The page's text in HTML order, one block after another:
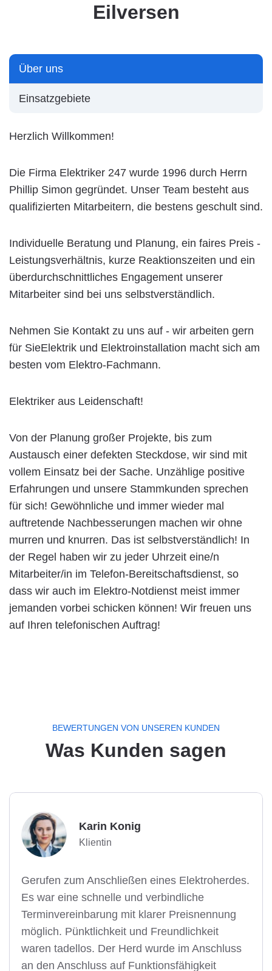
Eilversen
Über uns
Einsatzgebiete
Herzlich Willkommen!
Die Firma Elektriker 247 wurde 1996 durch Herrn
Phillip Simon gegründet. Unser Team besteht aus
qualifizierten Mitarbeitern, die bestens geschult sind.
Individuelle Beratung und Planung, ein faires Preis -
Leistungsverhältnis, kurze Reaktionszeiten und ein
überdurchschnittliches Engagement unserer
Mitarbeiter sind bei uns selbstverständlich.
Nehmen Sie Kontakt zu uns auf - wir arbeiten gern
für SieElektrik und Elektroinstallation macht sich am
besten vom Elektro-Fachmann.
Elektriker aus Leidenschaft!
Von der Planung großer Projekte, bis zum
Austausch einer defekten Steckdose, wir sind mit
vollem Einsatz bei der Sache. Unzählige positive
Erfahrungen und unsere Stammkunden sprechen
für sich! Gewöhnliche und immer wieder mal
auftretende Nachbesserungen machen wir ohne
murren und knurren. Das ist selbstverständlich! In
der Regel haben wir zu jeder Uhrzeit eine/n
Mitarbeiter/in im Telefon-Bereitschaftsdienst, so
dass wir auch im Elektro-Notdienst meist immer
jemanden vorbei schicken können! Wir freuen uns
auf Ihren telefonischen Auftrag!
BEWERTUNGEN VON UNSEREN KUNDEN
Was Kunden sagen
Karin Konig
Klientin
Gerufen zum Anschließen eines Elektroherdes.
Es war eine schnelle und verbindliche
Terminvereinbarung mit klarer Preisnennung
möglich. Pünktlichkeit und Freundlichkeit
waren tadellos. Der Herd wurde im Anschluss
an den Anschluss auf Funktionsfähigkeit